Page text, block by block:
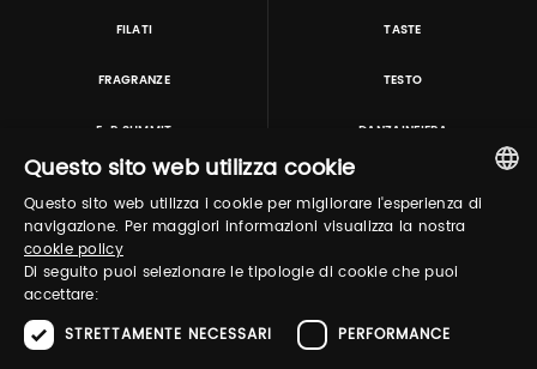
FILATI TASTE
FRAGRANZE TESTO
E-P SUMMIT DANZAINFIERA
TUTORING & CONSULTING
ITALIAN
Questo sito web utilizza cookie
Questo sito web utilizza i cookie per migliorare l'esperienza di
navigazione. Per maggiori informazioni visualizza la nostra
cookie policy
Di seguito puoi selezionare le tipologie di cookie che puoi
accettare:
STRETTAMENTE NECESSARI
PERFORMANCE